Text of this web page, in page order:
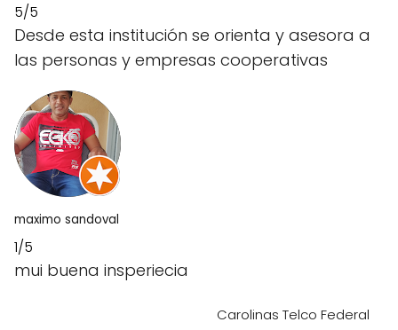
5/5
Desde esta institución se orienta y asesora a
las personas y empresas cooperativas
maximo sandoval
1/5
mui buena insperiecia
Carolinas Telco Federal